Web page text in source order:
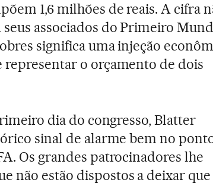
1,6 milhões de reais. A cifra
associados do Primeiro
significa uma injeção
representar o orçamento de dois
dia do congresso, Blatter
sinal de alarme bem no
Os grandes patrocinadores lhe
não estão dispostos a deixar que